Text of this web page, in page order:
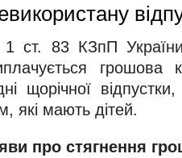
1 ст. 83 КЗпП
грошова
щорічної
які мають дітей.
про стягнення